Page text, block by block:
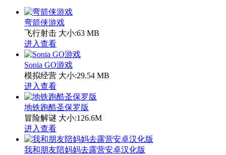
弯箭侠游戏
飞行射击 大小:63 MB
进入查看
Sonia GO游戏
模拟经营 大小:29.54 MB
进入查看
地铁跑酷圣保罗版
冒险解谜 大小:126.6M
进入查看
我和朋友陪妈妈去露营安卓汉化版